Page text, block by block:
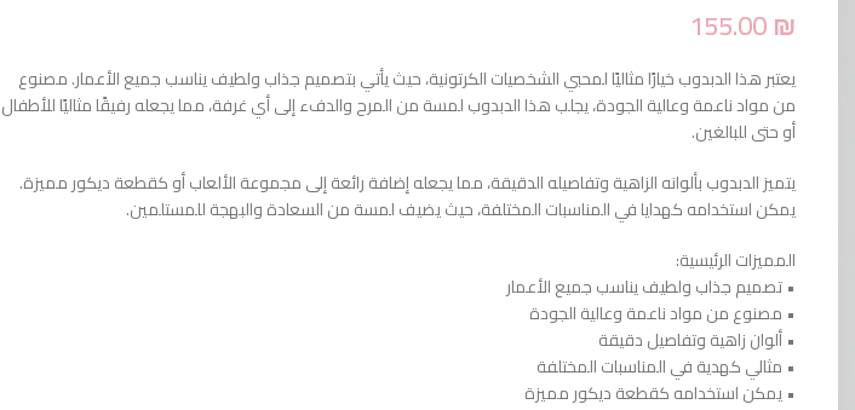
155.00₪
يعتبر هذا الدبدوب خيارًا مثاليًا لمحبي الشخصيات الكرتونية، حيث يأتي بتصميم جذاب ولطيف يناسب جميع الأعمار. مصنوع
من مواد ناعمة وعالية الجودة، يجلب هذا الدبدوب لمسة من المرح والدفء إلى أي غرفة، مما يجعله رفيقًا مثاليًا للأطفال
أو حتى للبالغين.
يتميز الدبدوب بألوانه الزاهية وتفاصيله الدقيقة، مما يجعله إضافة رائعة إلى مجموعة الألعاب أو كقطعة ديكور مميزة.
يمكن استخدامه كهدايا في المناسبات المختلفة، حيث يضيف لمسة من السعادة والبهجة للمستلمين.
المميزات الرئيسية:
• تصميم جذاب ولطيف يناسب جميع الأعمار
• مصنوع من مواد ناعمة وعالية الجودة
• ألوان زاهية وتفاصيل دقيقة
• مثالي كهدية في المناسبات المختلفة
• يمكن استخدامه كقطعة ديكور مميزة